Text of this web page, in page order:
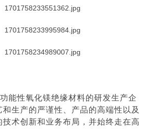
能性氧化镁绝缘材料的研发生产企
生产的严谨性、产品的高端性以及
术创新和业务布局，并始终走在高